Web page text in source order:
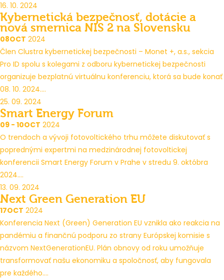
16. 10. 2024
Kybernetická bezpečnosť, dotácie a
nová smernica NIS 2 na Slovensku
08OCT 2024
Člen Clustra kybernetickej bezpečnosti – Monet +, a.s., sekcia
Pro ID spolu s kolegami z odboru kybernetickej bezpečnosti
organizuje bezplatnú virtuálnu konferenciu, ktorá sa bude konať
08. 10. 2024....
25. 09. 2024
Smart Energy Forum
09 - 10OCT 2024
O trendoch a vývoji fotovoltického trhu môžete diskutovať s
poprednými expertmi na medzinárodnej fotovoltickej
konferencii Smart Energy Forum v Prahe v stredu 9. októbra
2024....
13. 09. 2024
Next Green Generation EU
17OCT 2024
Konferencia Next (Green) Generation EU vznikla ako reakcia na
pandémiu a finančnú podporu zo strany Európskej komisie s
názvom NextGenerationEU. Plán obnovy od roku umožňuje
transformovať našu ekonomiku a spoločnosť, aby fungovala
pre každého....